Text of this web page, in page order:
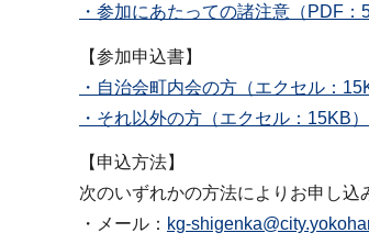
・参加にあたっての諸注意（PDF：
【参加申込書】
・自治会町内会の方（エクセル：
・それ以外の方（エクセル：15KB）
【申込方法】
次のいずれかの方法によりお申し込
・メール： kg-